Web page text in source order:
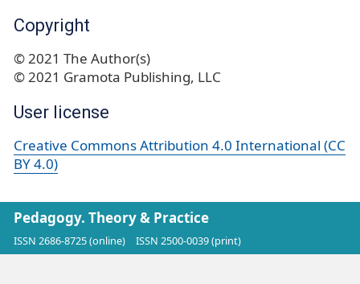
Copyright
© 2021 The Author(s)
© 2021 Gramota Publishing, LLC
User license
Creative Commons Attribution 4.0 International (CC
BY 4.0)
Pedagogy. Theory & Practice
ISSN 2686-8725 (online) ISSN 2500-0039 (print)